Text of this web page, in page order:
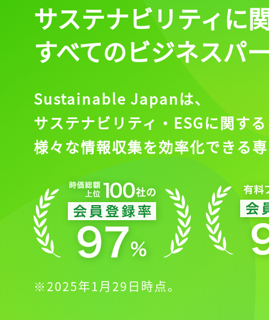
サステナビリティに
すべてのビジネスパ
Sustainable Japanは、
サステナビリティ・ESGに関する
様々な情報収集を効率化できる
※2025年1月29日時点。